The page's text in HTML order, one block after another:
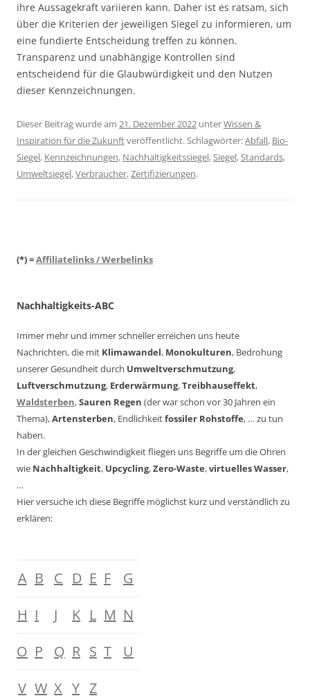
ihre Aussagekraft variieren kann. Daher ist es ratsam, sich
über die Kriterien der jeweiligen Siegel zu informieren, um
eine fundierte Entscheidung treffen zu können.
Transparenz und unabhängige Kontrollen sind
entscheidend für die Glaubwürdigkeit und den Nutzen
dieser Kennzeichnungen.
Dieser Beitrag wurde am 21. Dezember 2022 unterWissen &
Inspiration für die Zukunftveröffentlicht. Schlagwörter:Abfall, Bio-
Siegel, Kennzeichnungen, Nachhaltigkeitssiegel,Siegel,Standards,
Umweltsiegel,Verbraucher,Zertifizierungen.
(*) =Affiliatelinks / Werbelinks
Nachhaltigkeits-ABC
Immer mehr und immer schneller erreichen uns heute
Nachrichten, die mit Klimawandel, Monokulturen, Bedrohung
unserer Gesundheit durch Umweltverschmutzung,
Luftverschmutzung, Erderwärmung,Treibhauseffekt,
Waldsterben,Sauren Regen (der war schon vor 30 Jahren ein
Thema),Artensterben, Endlichkeitfossiler Rohstoffe, … zu tun
haben.
In der gleichen Geschwindigkeit fliegen uns Begriffe um die Ohren
wie Nachhaltigkeit, Upcycling,Zero-Waste,virtuelles Wasser,
…
Hier versuche ich diese Begriffe möglichst kurz und verständlich zu
erklären:
A B C D E F
G
H I J K L M N
O P Q R S T
U
V W X Y Z